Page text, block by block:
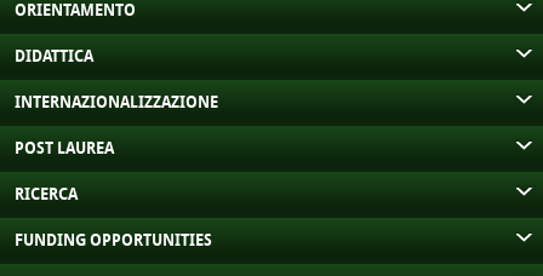
ORIENTAMENTO
DIDATTICA
INTERNAZIONALIZZAZIONE
POST LAUREA
RICERCA
FUNDING OPPORTUNITIES